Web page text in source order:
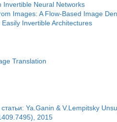
Invertible Neural Networks
Images: A Flow-Based Image
Invertible Architectures
Translation
Ya.Ganin & V.Lempitsky
2015